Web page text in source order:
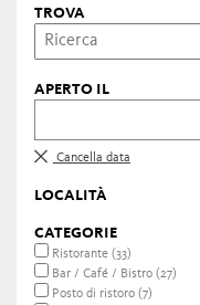
TROVA
APERTO IL
Cancella data
LOCALITÀ
CATEGORIE
Ristorante (33)
Bar / Café / Bistro (27)
Posto di ristoro (7)